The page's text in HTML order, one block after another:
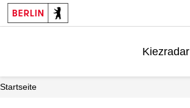
Kiezradar
Startseite